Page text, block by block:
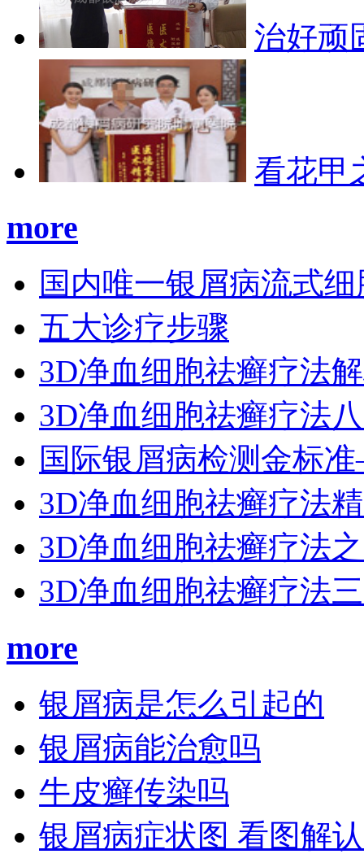
治好顽
看花甲
more
国内唯一银屑病流式
五大诊疗步骤
3D净血细胞祛癣疗法
3D净血细胞祛癣疗法
国际银屑病检测金标
3D净血细胞祛癣疗法
3D净血细胞祛癣疗法
3D净血细胞祛癣疗法
more
银屑病是怎么引起的
银屑病能治愈吗
牛皮癣传染吗
银屑病症状图 看图解